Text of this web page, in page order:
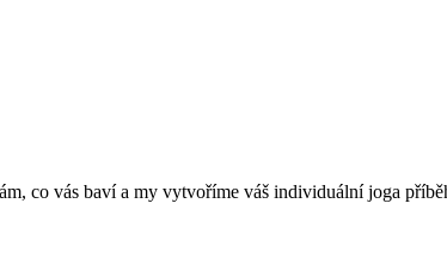
co vás baví a my vytvoříme váš individuální joga